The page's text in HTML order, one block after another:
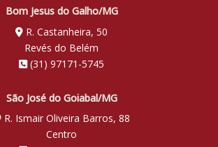
Bom Jesus do Galho/MG
R. Castanheira, 50
Revés do Belém
(31) 97171-5745
São José do Goiabal/MG
R. Ismair Oliveira Barros, 88
Centro